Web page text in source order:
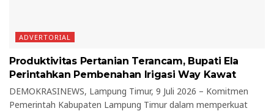
ADVERTORIAL
Produktivitas Pertanian Terancam, Bupati Ela
Perintahkan Pembenahan Irigasi Way Kawat
DEMOKRASINEWS, Lampung Timur, 9 Juli 2026 – Komitmen
Pemerintah Kabupaten Lampung Timur dalam memperkuat